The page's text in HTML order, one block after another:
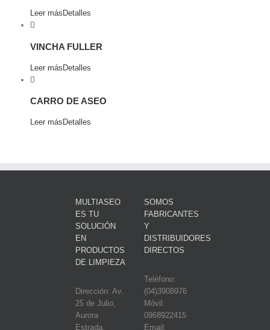
Leer más Detalles
VINCHA FULLER
Leer más Detalles
CARRO DE ASEO
Leer más Detalles
MULTIASEO
ES TU
SOLUCIÓN
EN
PRODUCTOS
DE LIMPIEZA
Dirección: Av.
25 de Julio,
Aurora
Estrada,
SOMOS
FABRICANTES
Y
DISTRIBUIDORES
DIRECTOS
Teléfono:
(04)3908976
Móvil:
0968922415
Email: